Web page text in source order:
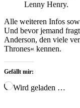
Lenny Henry.
Alle weiteren Infos
Und bevor jemand
Anderson, den viele
Thrones« kennen.
Gefällt mir:
Wird geladen …